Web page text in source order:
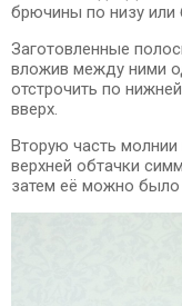
брючины по низу или
Заготовленные
вложив между ними
отстрочить по
вверх.
Вторую часть молнии
верхней обтачки
затем её можно было